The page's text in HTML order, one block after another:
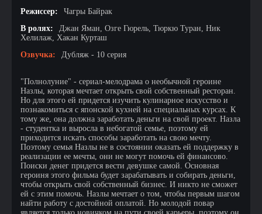
Режиссер:
Чагры Байрак
В ролях:
Джан Яман, Озге Гюрель, Тюркю Туран, Ник
Хелилаж, Хакан Курташ
Озвучка:
Дубляж - 10 серия
"Полнолуние" - сериал-мелодрама о необычной героине
Назлы, которая мечтает открыть свой собственный ресторан.
Но для этого ей придется изучить кулинарное искусство и
познакомиться с японской кухней на специальных курсах. К
тому же, она должна заработать деньги на свой проект. Назла
- студентка и выросла в небогатой семье, поэтому ей
приходится искать способы заработать на свою мечту.
Поэтому семья Назлы не в состоянии оказать ей поддержку в
реализации ее мечты, они не могут помочь ей финансово.
Поиски денег придется вести девушке самой. Основная
героиня этого фильма будет зарабатывать и собирать деньги,
чтобы открыть свой собственный бизнес. И никто не сможет
ей с этим помочь. Назлы мечтает о том, чтобы первым шагом
найти работу с достойной оплатой. Но молодой повар